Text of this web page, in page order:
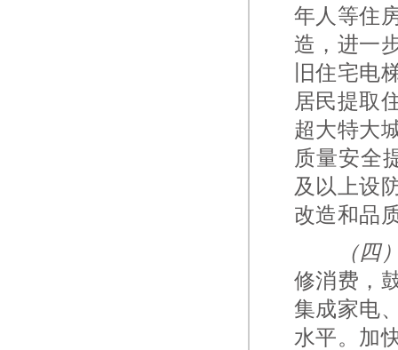
年人等住
造，进一
旧住宅电
居民提取
超大特大
质量安全
及以上设
改造和品
（四
修消费，
集成家电
水平。加